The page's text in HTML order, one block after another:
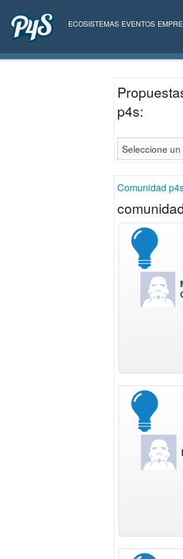
ECOSISTEMAS EVENTOS
p4s:
Comunidad